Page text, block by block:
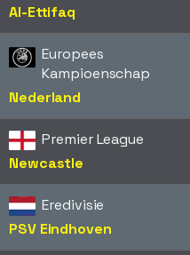
Al-Ettifaq
Europees
Kampioenschap
Nederland
Premier League
Newcastle
Eredivisie
PSV Eindhoven